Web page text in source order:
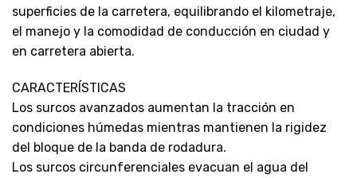
superficies de la carretera, equilibrando el kilometraje,
el manejo y la comodidad de conducción en ciudad y
en carretera abierta.
CARACTERÍSTICAS
Los surcos avanzados aumentan la tracción en
condiciones húmedas mientras mantienen la rigidez
del bloque de la banda de rodadura.
Los surcos circunferenciales evacuan el agua del